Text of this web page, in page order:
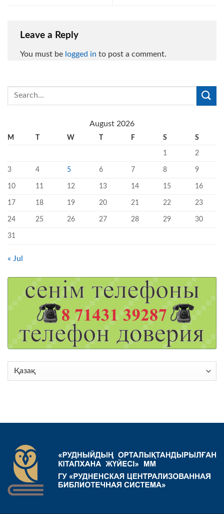
Leave a Reply
You must be logged in to post a comment.
August 2026
M T W T F S S
1 2
3 4 5 6 7 8 9
10 11 12 13 14 15 16
17 18 19 20 21 22 23
24 25 26 27 28 29 30
31
« Jul
Choose